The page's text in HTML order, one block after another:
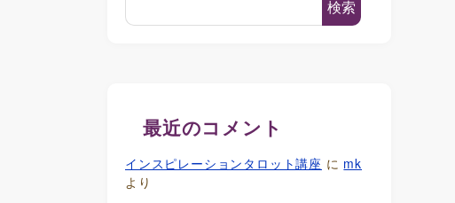
検索
最近のコメント
インスピレーションタロット講座 に mk
より